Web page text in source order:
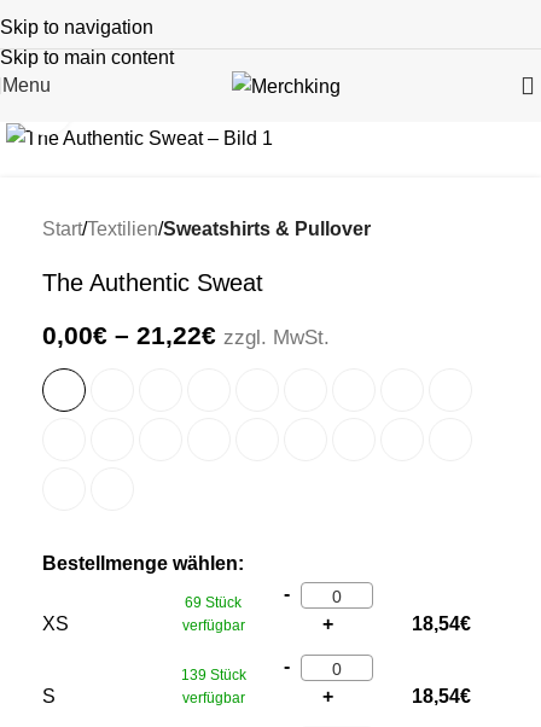
Skip to navigation
Skip to main content
Menu
Start Textilien Sweatshirts & Pullover
The Authentic Sweat
0,00€ – 21,22€ zzgl. MwSt.
Bestellmenge wählen:
XS
69 Stück
verfügbar
-
+
18,54€
S
139 Stück
verfügbar
-
+
18,54€